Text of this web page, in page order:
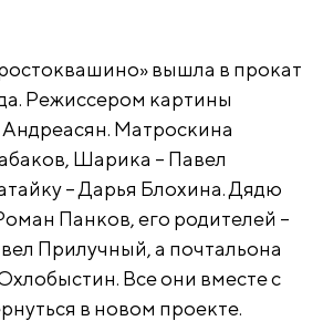
вышла в прокат
Режиссером картины
Матроскина
Шарика – Павел
– Дарья Блохина. Дядю
Панков, его родителей –
Прилучный, а почтальона
Все они вместе с
в новом проекте.